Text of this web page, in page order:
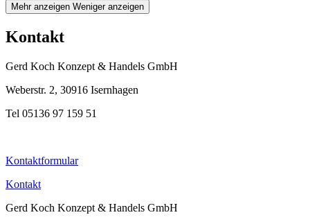
Mehr anzeigen Weniger anzeigen
Kontakt
Gerd Koch Konzept & Handels GmbH
Weberstr. 2, 30916 Isernhagen
Tel 05136 97 159 51
Kontaktformular
Kontakt
Gerd Koch Konzept & Handels GmbH